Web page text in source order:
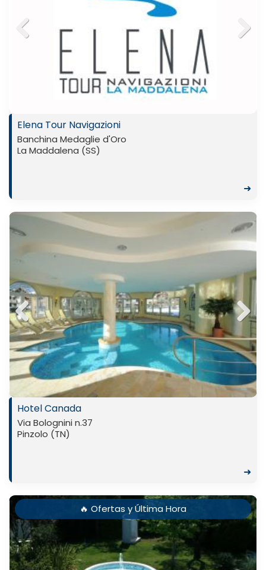
Elena Tour Navigazioni
Banchina Medaglie d'Oro
La Maddalena (SS)
➜
Previ
ous
Next
Hotel Canada
Via Bolognini n.37
Pinzolo (TN)
➜
🔥 Ofertas y Última Hora